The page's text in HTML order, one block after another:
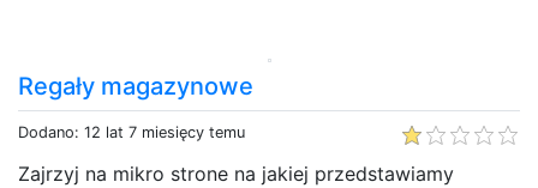
Regały magazynowe
Dodano: 12 lat 7 miesięcy temu
Zajrzyj na mikro strone na jakiej przedstawiamy